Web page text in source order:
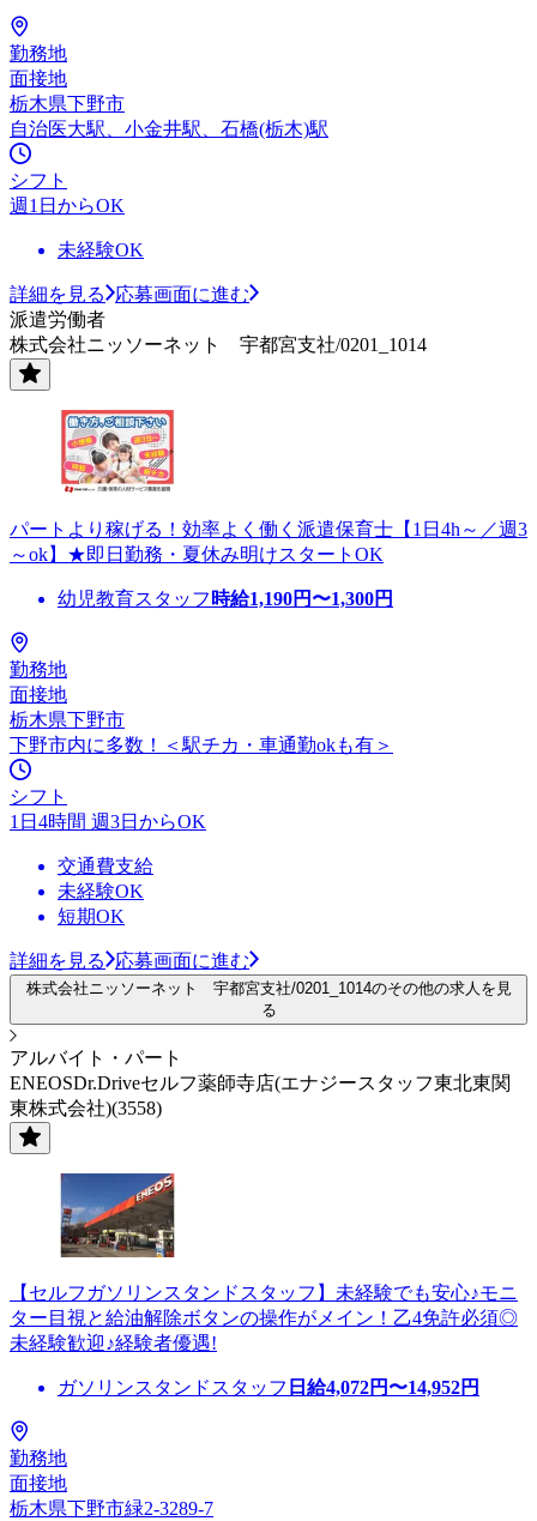
勤務地
面接地
栃木県下野市
自治医大駅、小金井駅、石橋(栃木)駅
シフト
週1日からOK
未経験OK
詳細を見る
応募画面に進む
派遣労働者
株式会社ニッソーネット 宇都宮支社/0201_1014
パートより稼げる！効率よく働く派遣保育士【1日4h～／週3
～ok】★即日勤務・夏休み明けスタートOK
幼児教育スタッフ 時給1,190円〜1,300円
勤務地
面接地
栃木県下野市
下野市内に多数！＜駅チカ・車通勤okも有＞
シフト
1日4時間 週3日からOK
交通費支給
未経験OK
短期OK
詳細を見る 応募画面に進む
株式会社ニッソーネット 宇都宮支社/0201_1014のその他の求人を見
る
アルバイト・パート
ENEOSDr.Driveセルフ薬師寺店(エナジースタッフ東北東関
東株式会社)(3558)
【セルフガソリンスタンドスタッフ】未経験でも安心♪モニ
ター目視と給油解除ボタンの操作がメイン！乙4免許必須◎
未経験歓迎♪経験者優遇!
ガソリンスタンドスタッフ 日給4,072円〜14,952円
勤務地
面接地
栃木県下野市緑2-3289-7